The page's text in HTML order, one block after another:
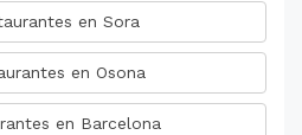
en Sora
en Osona
en Barcelona